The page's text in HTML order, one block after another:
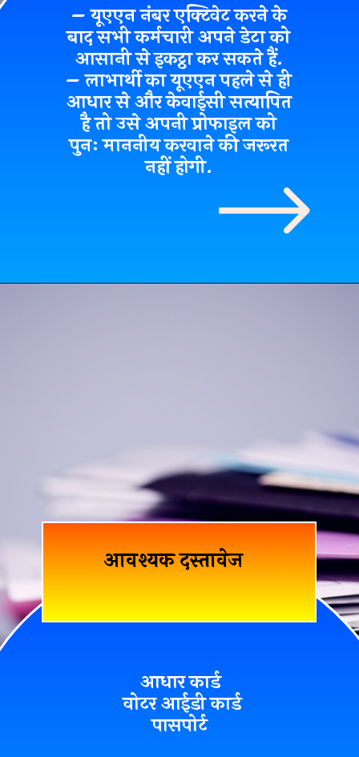
– यूएएन नंबर एक्टिवेट करने के
बाद सभी कर्मचारीअपने डेटा को
आसानी से इकट्ठाकर सकते हैं.
– लाभार्थी का यूएएन पहले से ही
आधार से और केवाईसी सत्यापित
है तो उसे अपनी प्रोफाइल को
पुनः माननीय करवाने की जरूरत
नहीं होगी.
आवश्यक दस्तावेज
आधार कार्ड
वोटर आईडी कार्ड
पासपोर्ट